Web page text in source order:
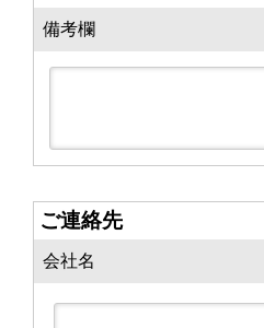
備考欄
ご連絡先
会社名